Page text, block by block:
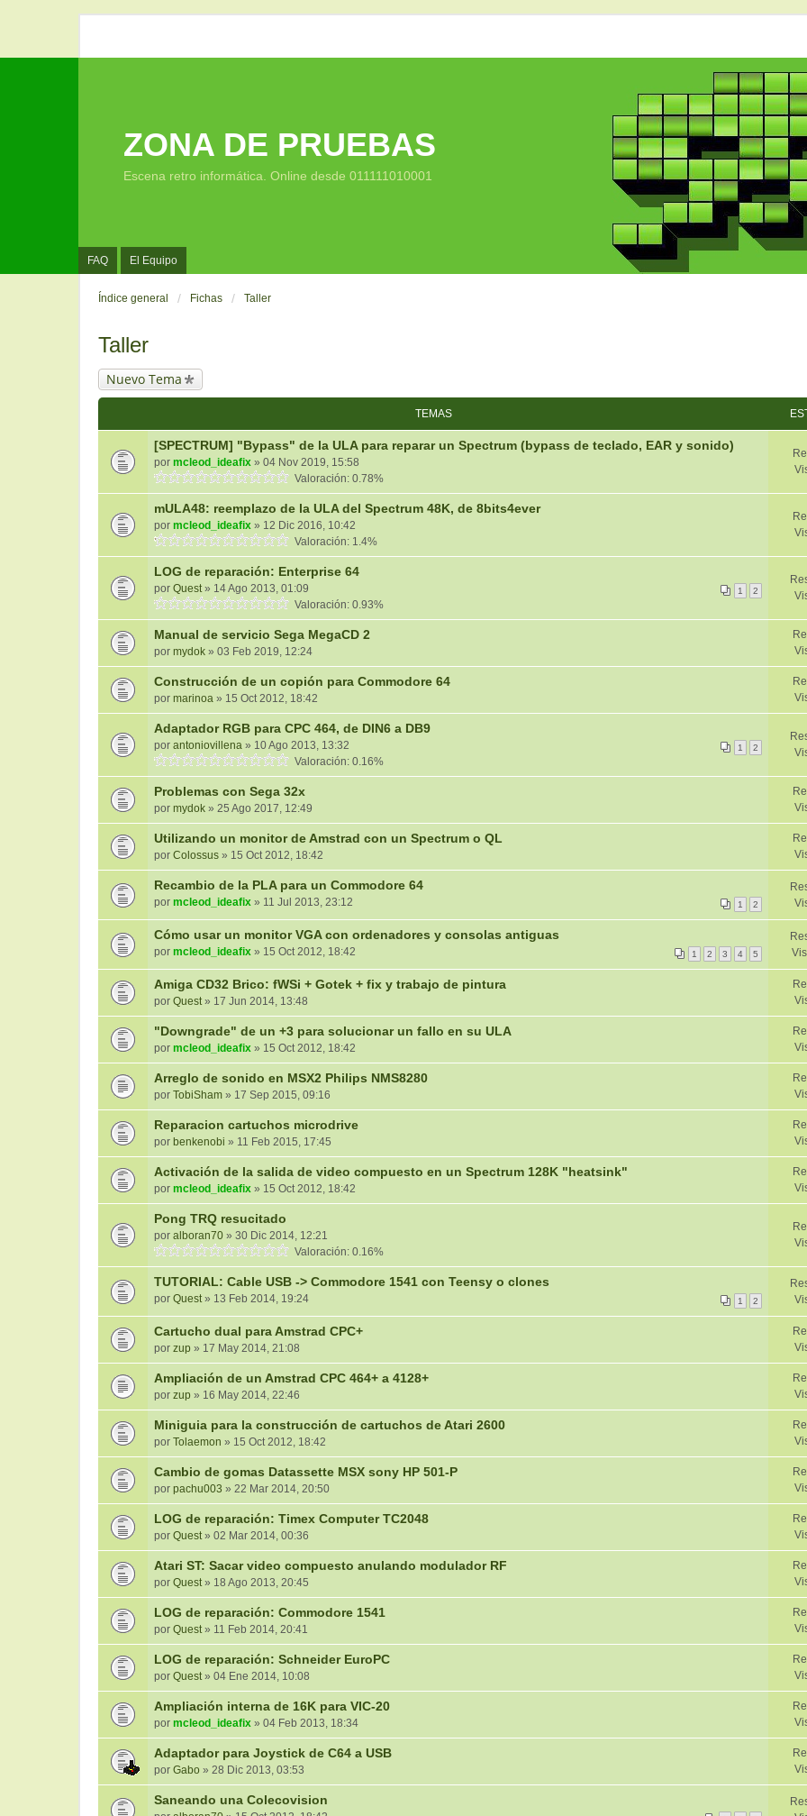
FAQ El Equipo
ZONA DE PRUEBAS
Escena retro informática. Online desde 011111010001
Índice general Fichas Taller
Taller
Nuevo Tema
TEMAS
[SPECTRUM] "Bypass" de la ULA para reparar un Spectrum (bypass de teclado, EAR y sonido)
por mcleod_ideafix » 04 Nov 2019, 15:58
Valoración: 0.78%
mULA48: reemplazo de la ULA del Spectrum 48K, de 8bits4ever
por mcleod_ideafix » 12 Dic 2016, 10:42
Valoración: 1.4%
LOG de reparación: Enterprise 64
1 2
por Quest» 14 Ago 2013, 01:09
Valoración: 0.93%
Manual de servicio Sega MegaCD 2
por mydok » 03 Feb 2019, 12:24
Construcción de un copión para Commodore 64
por marinoa » 15 Oct 2012, 18:42
Adaptador RGB para CPC 464, de DIN6 a DB9
1 2
por antoniovillena » 10 Ago 2013, 13:32
Valoración: 0.16%
Problemas con Sega 32x
por mydok » 25 Ago 2017, 12:49
Utilizando un monitor de Amstrad con un Spectrum o QL
por Colossus » 15 Oct 2012, 18:42
Recambio de la PLA para un Commodore 64
1 2
por mcleod_ideafix » 11 Jul 2013, 23:12
Cómo usar un monitor VGA con ordenadores y consolas antiguas
1 2 3 4 5
por mcleod_ideafix » 15 Oct 2012, 18:42
Amiga CD32 Brico: fWSi + Gotek + fix y trabajo de pintura
por Quest» 17 Jun 2014, 13:48
"Downgrade" de un +3 para solucionar un fallo en su ULA
por mcleod_ideafix » 15 Oct 2012, 18:42
Arreglo de sonido en MSX2 Philips NMS8280
por TobiSham » 17 Sep 2015, 09:16
Reparacion cartuchos microdrive
por benkenobi » 11 Feb 2015, 17:45
Activación de la salida de video compuesto en un Spectrum 128K "heatsink"
por mcleod_ideafix » 15 Oct 2012, 18:42
Pong TRQ resucitado
por alboran70 » 30 Dic 2014, 12:21
Valoración: 0.16%
TUTORIAL: Cable USB -> Commodore 1541 con Teensy o clones
1 2
por Quest» 13 Feb 2014, 19:24
Cartucho dual para Amstrad CPC+
por zup » 17 May 2014, 21:08
Ampliación de un Amstrad CPC 464+ a 4128+
por zup » 16 May 2014, 22:46
Miniguia para la construcción de cartuchos de Atari 2600
por Tolaemon » 15 Oct 2012, 18:42
Cambio de gomas Datassette MSX sony HP 501-P
por pachu003 » 22 Mar 2014, 20:50
LOG de reparación: Timex Computer TC2048
por Quest» 02 Mar 2014, 00:36
Atari ST: Sacar video compuesto anulando modulador RF
por Quest» 18 Ago 2013, 20:45
LOG de reparación: Commodore 1541
por Quest» 11 Feb 2014, 20:41
LOG de reparación: Schneider EuroPC
por Quest» 04 Ene 2014, 10:08
Ampliación interna de 16K para VIC-20
por mcleod_ideafix » 04 Feb 2013, 18:34
Adaptador para Joystick de C64 a USB
por Gabo » 28 Dic 2013, 03:53
Saneando una Colecovision